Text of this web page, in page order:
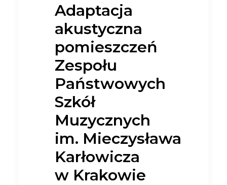
Adaptacja
akustyczna
pomieszczeń
Zespołu
Państwowych
Szkół
Muzycznych
im. Mieczysława
Karłowicza
w Krakowie